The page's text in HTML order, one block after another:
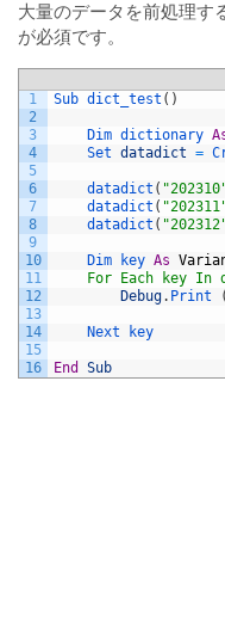
大量のデータを前処理す
が必須です。
1
2
3
4
5
6
7
8
9
10
11
12
13
14
15
16
Sub dict_test ( )
Dim dictionary
Set datadict =
datadict (
datadict (
datadict (
Dim key As
For Each key In
Debug. Print (
Next key
End Sub